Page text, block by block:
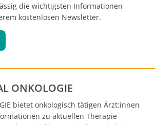
die wichtigsten Informationen
kostenlosen Newsletter.
ONKOLOGIE
bietet onkologisch tätigen Ärzt:innen
zu aktuellen Therapie-